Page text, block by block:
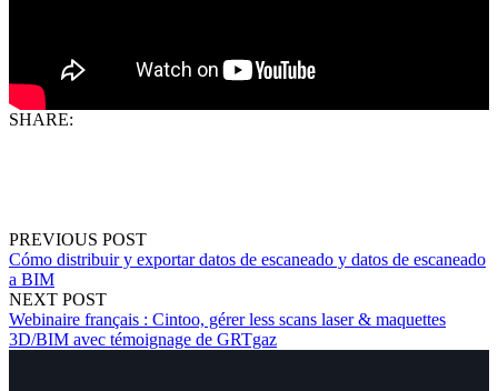
SHARE:
PREVIOUS POST
Cómo distribuir y exportar datos de escaneado y datos de escaneado
a BIM
NEXT POST
Webinaire français : Cintoo, gérer less scans laser & maquettes
3D/BIM avec témoignage de GRTgaz